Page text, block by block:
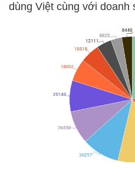
dùng Việt cùng với doanh